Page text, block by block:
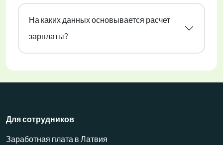
На каких данных основывается расчет
зарплаты?
Для сотрудников
Заработная плата в Латвия